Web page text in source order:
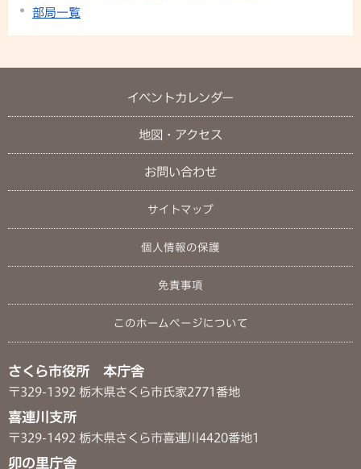
部局一覧
イベントカレンダー
地図・アクセス
お問い合わせ
サイトマップ
個人情報の保護
免責事項
このホームページについて
さくら市役所 本庁舎
〒329-1392 栃木県さくら市氏家2771番地
喜連川支所
〒329-1492 栃木県さくら市喜連川4420番地1
卯の里庁舎